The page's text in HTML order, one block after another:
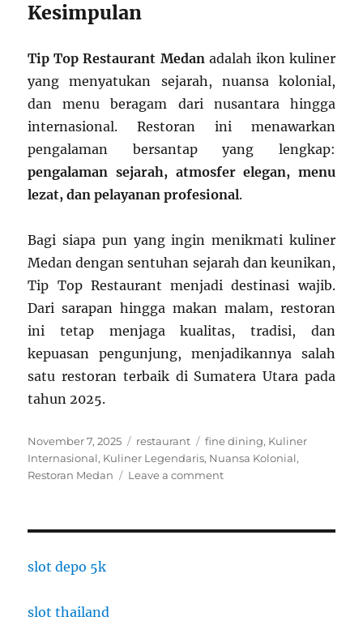
Kesimpulan
Tip Top Restaurant Medanadalah ikon kuliner
yang menyatukan sejarah, nuansa kolonial,
dan menu beragam dari nusantara hingga
internasional. Restoran ini menawarkan
pengalaman bersantap yang lengkap:
pengalaman sejarah, atmosfer elegan, menu
lezat, dan pelayanan profesional.
Bagi siapa pun yang ingin menikmati kuliner
Medan dengan sentuhan sejarah dan keunikan,
Tip Top Restaurant menjadi destinasi wajib.
Dari sarapan hingga makan malam, restoran
ini tetap menjaga kualitas, tradisi, dan
kepuasan pengunjung, menjadikannya salah
satu restoran terbaik di Sumatera Utara pada
tahun 2025.
Posted
on
November 7, 2025 Categories
restaurant Tags
fine dining, Kuliner
Internasional, Kuliner Legendaris, Nuansa Kolonial,
Restoran Medan
Leave a commenton
slot depo 5k
slot thailand